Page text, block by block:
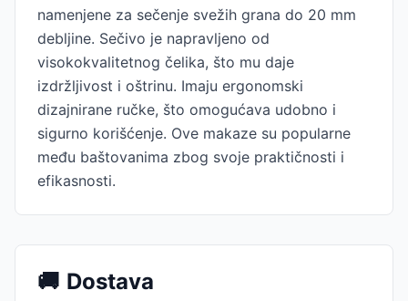
namenjene za sečenje svežih grana do 20 mm
debljine. Sečivo je napravljeno od
visokokvalitetnog čelika, što mu daje
izdržljivost i oštrinu. Imaju ergonomski
dizajnirane ručke, što omogućava udobno i
sigurno korišćenje. Ove makaze su popularne
među baštovanima zbog svoje praktičnosti i
efikasnosti.
🚚 Dostava